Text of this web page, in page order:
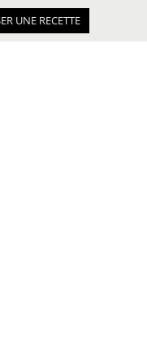
UNE RECETTE